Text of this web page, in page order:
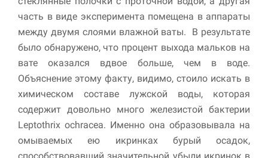
часть в виде эксперимента помещена в аппараты
между двумя слоями влажной ваты. В результате
было обнаружено, что процент выхода мальков на
вате оказался вдвое больше, чем в воде.
Объяснение этому факту, видимо, стоило искать в
химическом составе лужской воды, которая
содержит довольно много железистой бактерии
Leptothrix ochracea. Именно она образовывала на
омываемых ею икринках бурый осадок,